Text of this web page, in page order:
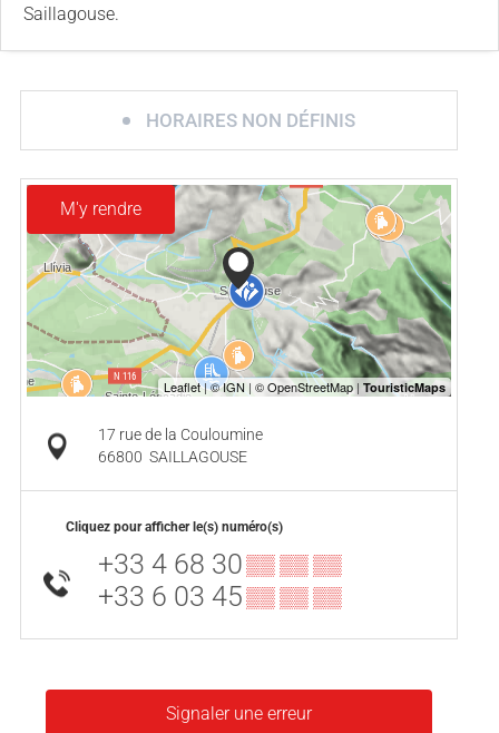
Saillagouse.
HORAIRES NON DÉFINIS
M'y rendre
17 rue de la Couloumine
66800 SAILLAGOUSE
Cliquez pour afficher le(s) numéro(s)
+33 4 68 30▒▒ ▒▒ ▒▒
+33 6 03 45▒▒ ▒▒ ▒▒
Signaler une erreur